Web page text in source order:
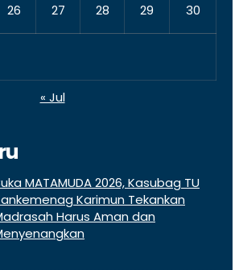
26 27 28 29 30
« Jul
MATAMUDA 2026, Kasubag TU
Karimun Tekankan
Harus Aman dan